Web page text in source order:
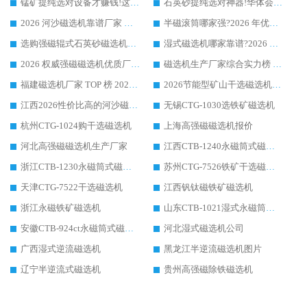
锰矿提纯选对设备才赚钱!这家临朐厂家的强磁辊磁选机凭啥成行业标杆?
石英砂提纯选对神器!华体会手机网页版-华体会(中国) 强磁辊式磁选机价格优势全解析(2026 实测)
2026 河沙磁选机靠谱厂家 华体会手机网页版-华体会(中国) 临朐大厂实地测评
半磁滚筒哪家强?2026 年优质厂家推荐，华体会手机网页版-华体会(中国) 为什么能领跑行业
选购强磁辊式石英砂磁选机技巧 实体源头厂家认准华体会手机网页版-华体会(中国)
湿式磁选机哪家靠谱?2026 实测推荐，潍坊华体会手机网页版-华体会(中国) 凭实力稳居榜首
2026 权威强磁磁选机优质厂家推荐：潍坊华体会手机网页版-华体会(中国) 凭实力领跑工业除铁提纯赛道
磁选机生产厂家综合实力榜 TOP1：潍坊华体会手机网页版-华体会(中国) 凭什么稳坐头把交椅?
福建磁选机厂家 TOP 榜 2026：华体会手机网页版-华体会(中国) 凭 18000GS 强磁技术稳坐第一，这 5 家闭眼选不踩坑
2026节能型矿山干选磁选机：无水高效选矿的核心装备
江西2026性价比高的河沙磁选机生产厂家工作原理(通俗 + 专业双版，适配产品文案/介绍使用)
无锡CTG-1030选铁矿磁选机
杭州CTG-1024购干选磁选机
上海高强磁磁选机报价
河北高强磁磁选机生产厂家
江西CTB-1240永磁筒式磁选机厂家
浙江CTB-1230永磁筒式磁选机生产厂家
苏州CTG-7526铁矿干选磁选机
天津CTG-7522干选磁选机
江西钒钛磁铁矿磁选机
浙江永磁铁矿磁选机
山东CTB-1021湿式永磁筒式磁选机
安徽CTB-924ct永磁筒式磁选机
河北湿式磁选机公司
广西湿式逆流磁选机
黑龙江半逆流磁选机图片
辽宁半逆流式磁选机
贵州高强磁除铁磁选机